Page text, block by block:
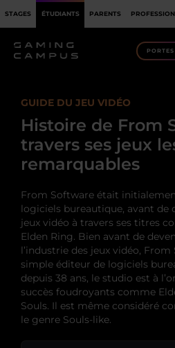
STAGES ÉTUDIANTS PARENTS
GUIDE DU JEU VIDÉO
Histoire de From
travers ses jeux
remarquables
From Software était
logiciels bureautique, avant de
jeux vidéo à travers ses titres
Elden Ring. Bien avant de
l’industrie des jeux vidéo, From
simple éditeur de logiciels
depuis 38 ans, le studio est à
succès foudroyants comme
Souls. Il est même considéré
le genre Souls-like.